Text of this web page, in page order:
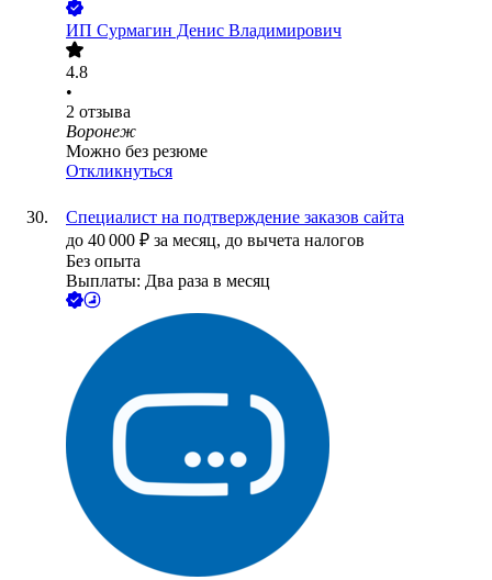
ИП Сурмагин Денис Владимирович
4.8
•
2 отзыва
Воронеж
Можно без резюме
Откликнуться
Специалист на подтверждение заказов сайта
до 40 000 ₽ за месяц, до вычета налогов
Без опыта
Выплаты: Два раза в месяц